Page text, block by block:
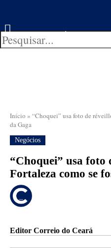
Início » “Choquei” usa foto de
da Gaga
Negócios
“Choquei” usa foto
Fortaleza como se
Editor Correio do Ceará